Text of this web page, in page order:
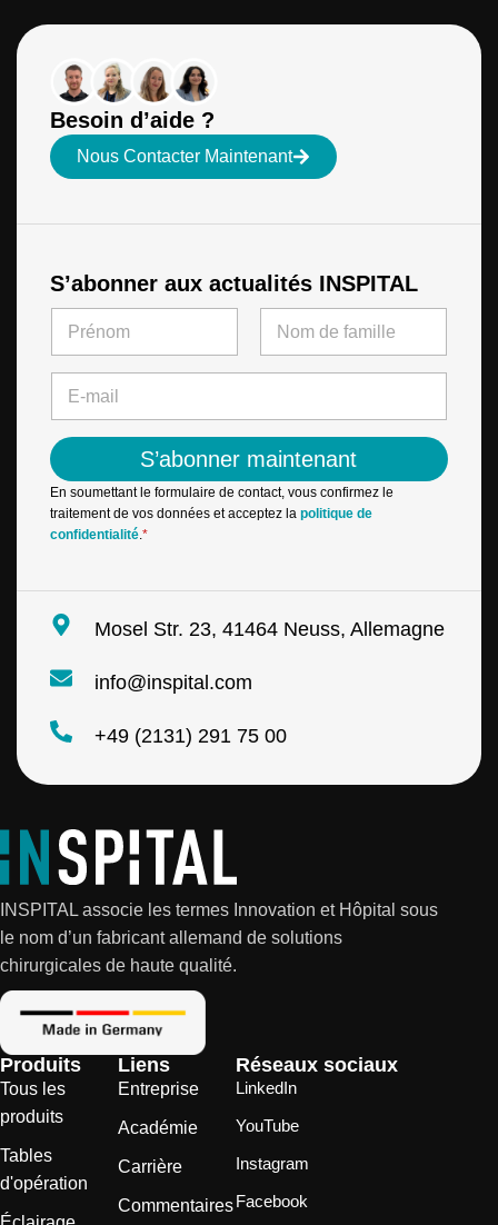
Besoin d’aide ?
Nous Contacter Maintenant
S’abonner aux actualités INSPITAL
m
m
a
i
l
*
S’abonner maintenant
En soumettant le formulaire de contact, vous confirmez le
traitement de vos données et acceptez la politique de
confidentialité.*
Mosel Str. 23, 41464 Neuss, Allemagne
info@inspital.com
+49 (2131) 291 75 00
INSPITAL associe les termes Innovation et Hôpital sous
le nom d’un fabricant allemand de solutions
chirurgicales de haute qualité.
Produits
Tous les
produits
Tables
d'opération
Liens
Entreprise
Académie
Carrière
Commentaires
Réseaux sociaux
LinkedIn
YouTube
Instagram
Facebook